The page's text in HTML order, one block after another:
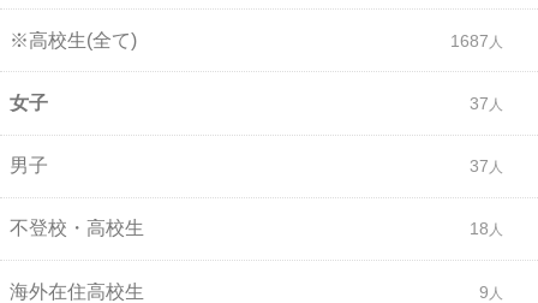
※高校生(全て) 1687
女子 37
男子 37
不登校・高校生 18
海外在住高校生 9